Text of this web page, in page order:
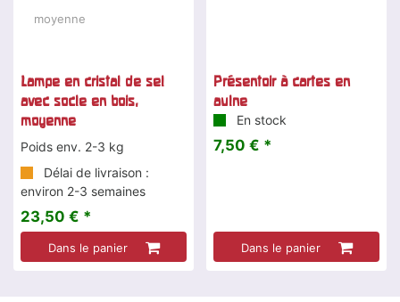
Lampe en cristal de sel
avec socle en bois,
moyenne
Poids env. 2-3 kg
Délai de livraison :
environ 2-3 semaines
23,50 € *
Dans le panier
Présentoir à cartes en
aulne
En stock
7,50 € *
Dans le panier